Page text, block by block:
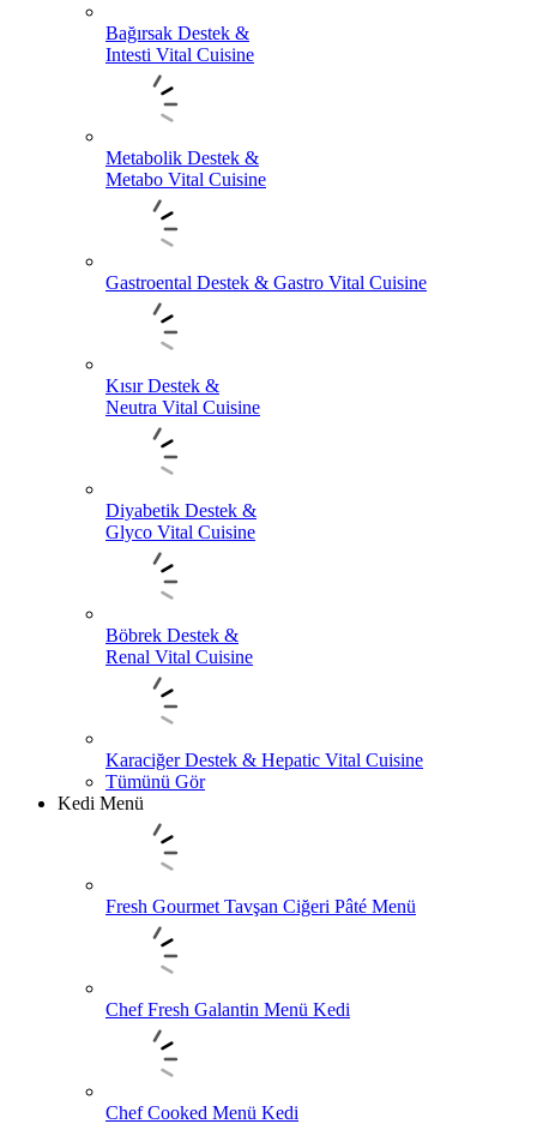
Bağırsak Destek &
Intesti Vital Cuisine
Metabolik Destek &
Metabo Vital Cuisine
Gastroental Destek & Gastro Vital Cuisine
Kısır Destek &
Neutra Vital Cuisine
Diyabetik Destek &
Glyco Vital Cuisine
Böbrek Destek &
Renal Vital Cuisine
Karaciğer Destek & Hepatic Vital Cuisine
Tümünü Gör
Kedi Menü
Fresh Gourmet Tavşan Ciğeri Pâté Menü
Chef Fresh Galantin Menü Kedi
Chef Cooked Menü Kedi